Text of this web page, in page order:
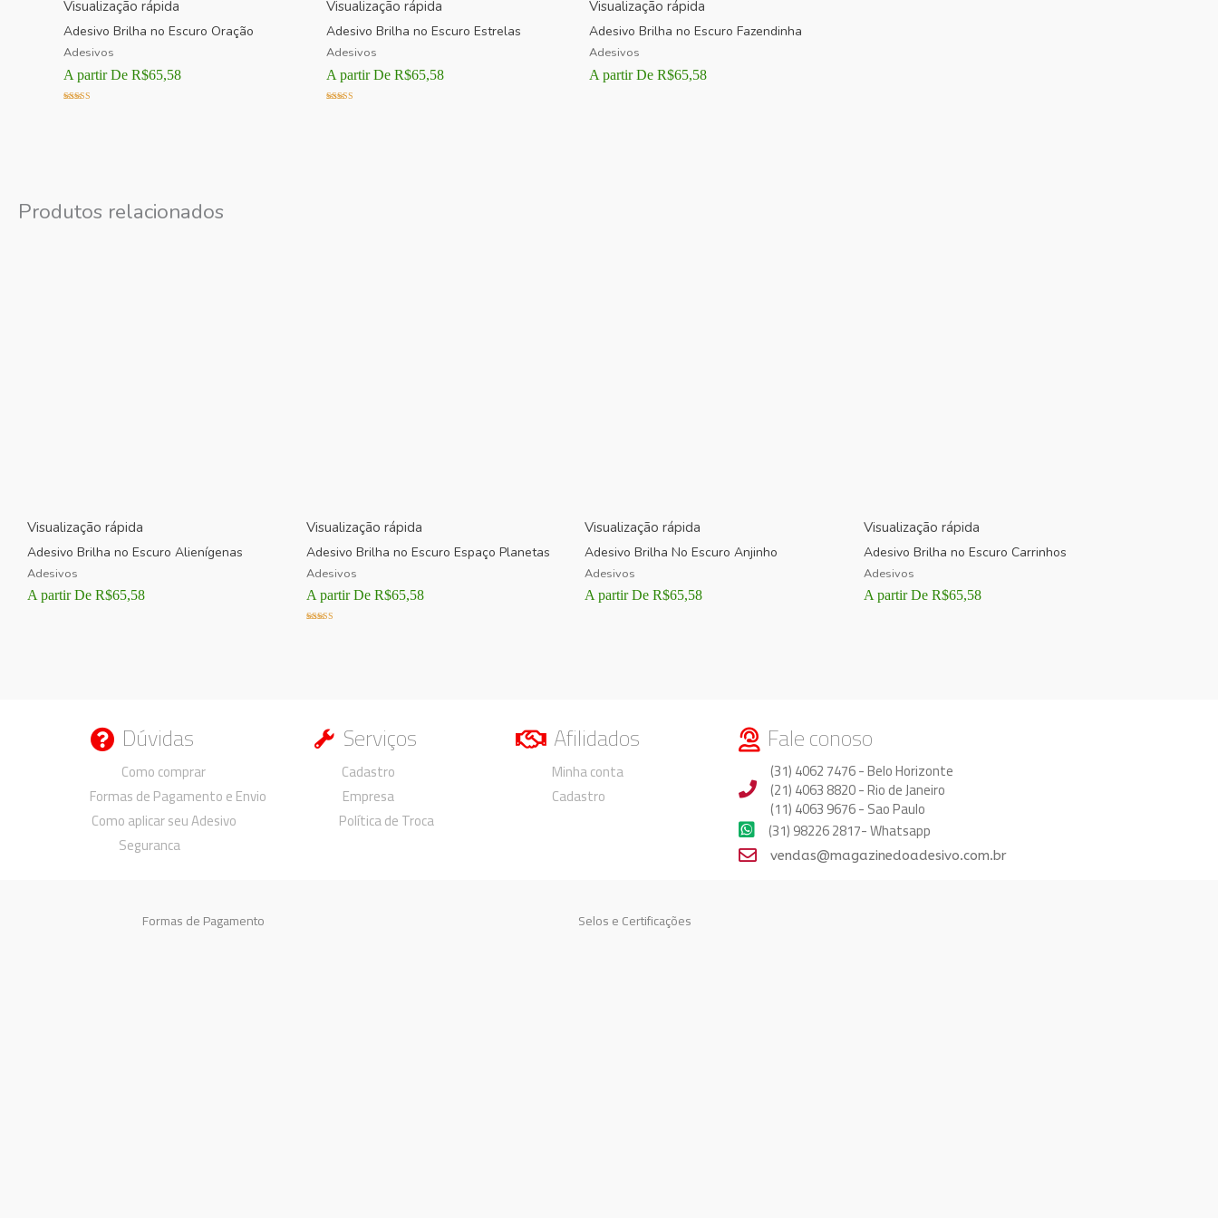
Visualização rápida
Adesivo Brilha no Escuro Oração
Adesivos
A partir De R$65,58
Visualização rápida
Adesivo Brilha no Escuro Estrelas
Adesivos
A partir De R$65,58
Visualização rápida
Adesivo Brilha no Escuro Fazendinha
Adesivos
A partir De R$65,58
Produtos relacionados
Visualização rápida
Adesivo Brilha no Escuro Alienígenas
Adesivos
A partir De R$65,58
Visualização rápida
Adesivo Brilha no Escuro Espaço Planetas
Adesivos
A partir De R$65,58
Visualização rápida
Adesivo Brilha No Escuro Anjinho
Adesivos
A partir De R$65,58
Visualização rápida
Adesivo Brilha no Escuro Carrinhos
Adesivos
A partir De R$65,58
Duvidas
Dúvidas
Como comprar
Formas de Pagamento e Envio
Como aplicar seu Adesivo
Seguranca
Duvidas
Serviços
Cadastro
Empresa
Política de Troca
Duvidas
Afilidados
Minha conta
Cadastro
Duvidas
Fale conoso
(31) 4062 7476 - Belo Horizonte
(21) 4063 8820 - Rio de Janeiro
(11) 4063 9676 - Sao Paulo
(31) 98226 2817- Whatsapp
vendas@magazinedoadesivo.com.br
Formas de Pagamento Selos e Certificações